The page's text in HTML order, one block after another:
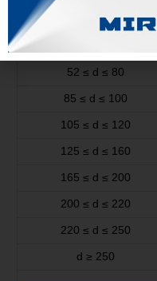
26 ≤ d ≤ 35
52 ≤ d ≤ 80
85 ≤ d ≤ 100
105 ≤ d ≤ 120
125 ≤ d ≤ 160
165 ≤ d ≤ 200
200 ≤ d ≤ 220
220 ≤ d ≤ 250
d ≥ 250